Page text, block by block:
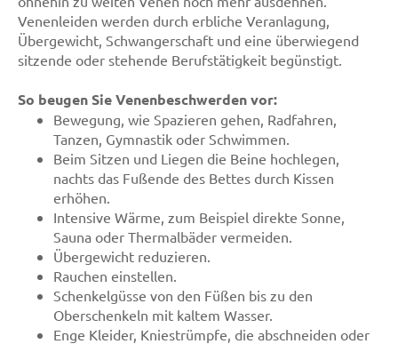
Venenleiden werden durch erbliche Veranlagung,
Übergewicht, Schwangerschaft und eine überwiegend
sitzende oder stehende Berufstätigkeit begünstigt.
So beugen Sie Venenbeschwerden vor:
Bewegung, wie Spazieren gehen, Radfahren,
Tanzen, Gymnastik oder Schwimmen.
Beim Sitzen und Liegen die Beine hochlegen,
nachts das Fußende des Bettes durch Kissen
erhöhen.
Intensive Wärme, zum Beispiel direkte Sonne,
Sauna oder Thermalbäder vermeiden.
Übergewicht reduzieren.
Rauchen einstellen.
Schenkelgüsse von den Füßen bis zu den
Oberschenkeln mit kaltem Wasser.
Enge Kleider, Kniestrümpfe, die abschneiden oder